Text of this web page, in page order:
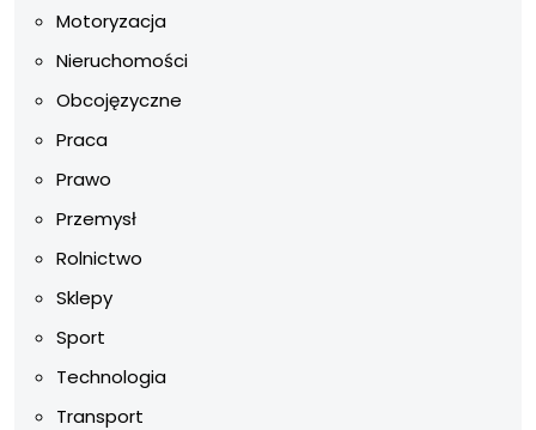
Motoryzacja
Nieruchomości
Obcojęzyczne
Praca
Prawo
Przemysł
Rolnictwo
Sklepy
Sport
Technologia
Transport